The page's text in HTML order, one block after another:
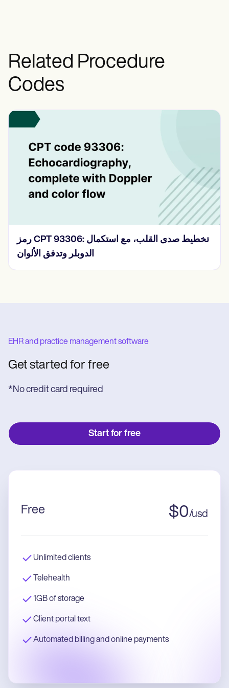
Related Procedure
Codes
رمز CPT 93306: تخطيط صدى القلب، مع استكمال
الدوبلر وتدفق الألوان
EHR and practice management software
Get started for free
*No credit card required
Start for free
Free $0/usd
Unlimited clients
Telehealth
1GB of storage
Client portal text
Automated billing and online payments